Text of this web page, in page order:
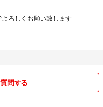
ろしくお願い致します
問する